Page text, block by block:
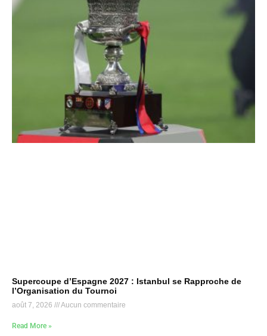
Supercoupe d’Espagne 2027 : Istanbul se Rapproche de
l’Organisation du Tournoi
août 7, 2026 Aucun commentaire
Read More »